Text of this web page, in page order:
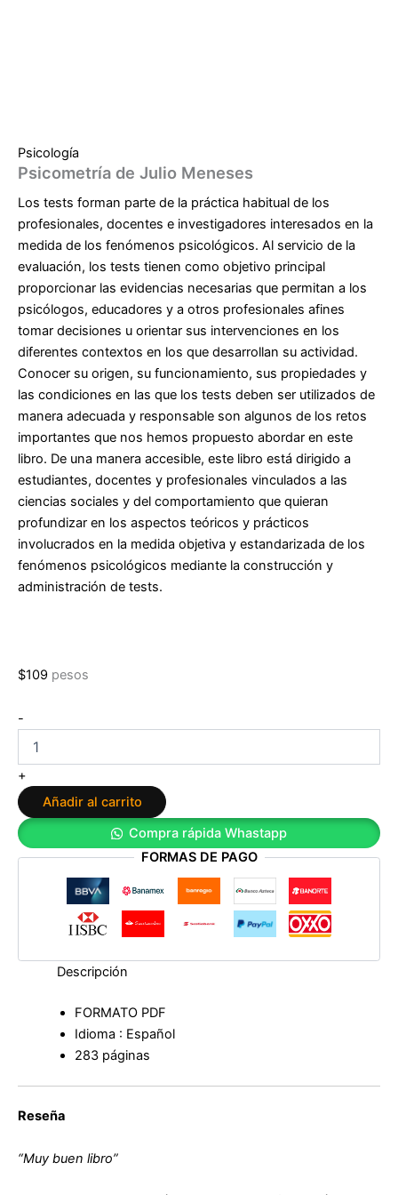
Psicología
Psicometría de Julio Meneses
Los tests forman parte de la práctica habitual de los
profesionales, docentes e investigadores interesados en la
medida de los fenómenos psicológicos. Al servicio de la
evaluación, los tests tienen como objetivo principal
proporcionar las evidencias necesarias que permitan a los
psicólogos, educadores y a otros profesionales afines
tomar decisiones u orientar sus intervenciones en los
diferentes contextos en los que desarrollan su actividad.
Conocer su origen, su funcionamiento, sus propiedades y
las condiciones en las que los tests deben ser utilizados de
manera adecuada y responsable son algunos de los retos
importantes que nos hemos propuesto abordar en este
libro. De una manera accesible, este libro está dirigido a
estudiantes, docentes y profesionales vinculados a las
ciencias sociales y del comportamiento que quieran
profundizar en los aspectos teóricos y prácticos
involucrados en la medida objetiva y estandarizada de los
fenómenos psicológicos mediante la construcción y
administración de tests.
$109 pesos
-
de
Julio
Meneses
cantidad
+
Añadir al carrito
Compra rápida Whastapp
FORMAS DE PAGO
Descripción
FORMATO PDF
Idioma : Español
283 páginas
Reseña
“Muy buen libro”